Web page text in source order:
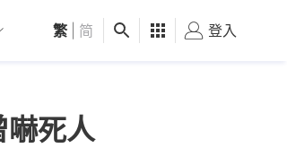
圳 觀點 健康 好食玩飛
繁 简 登入
死人